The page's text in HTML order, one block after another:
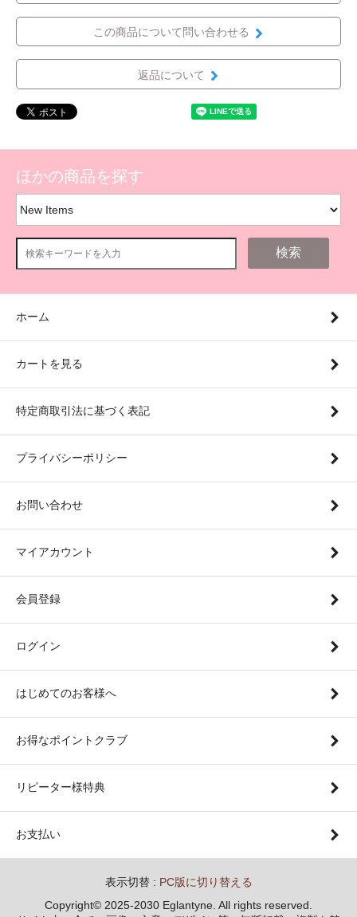
この商品について問い合わせる
返品について
ほかの商品を探す
検索
ホーム
カートを見る
特定商取引法に基づく表記
プライバシーポリシー
お問い合わせ
マイアカウント
会員登録
ログイン
はじめてのお客様へ
お得なポイントクラブ
リピーター様特典
お支払い
表示切替 : PC版に切り替える
Copyright© 2025-2030 Eglantyne. All rights reserved.